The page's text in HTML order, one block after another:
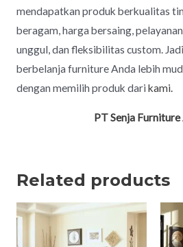
mendapatkan produk berkualitas
beragam, harga bersaing,
unggul, dan fleksibilitas custom.
berbelanja furniture Anda lebih
dengan memilih produk dari kami.
PT Senja Furniture
Related products